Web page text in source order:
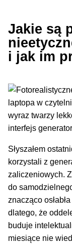
Jakie są
i jak im
Słyszałem
korzystali z
zaliczeniowych.
do
znacząco
dlatego, że
buduje
miesiące nie